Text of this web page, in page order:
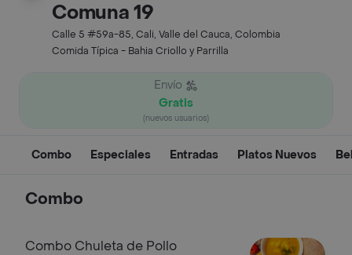
Comuna 19
Calle 5 #59a-85, Cali, Valle del Cauca, Colombia
Comida Típica - Bahia Criollo y Parrilla
Envío
Gratis
(nuevos usuarios)
Combo Especiales Entradas Platos Nuevos
Combo
Combo Chuleta de Pollo